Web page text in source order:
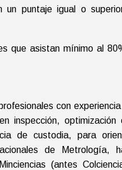
un puntaje igual o
que asistan mínimo al
con
inspección,
de custodia, para
de Metrología,
(antes